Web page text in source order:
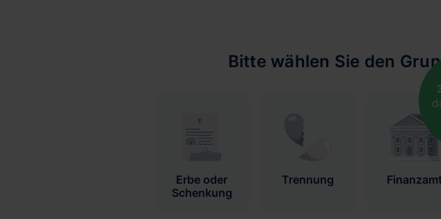
Bitte wählen Sie den
Erbe oder
Schenkung
Trennung